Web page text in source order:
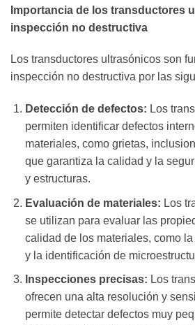
Importancia de los transductores
inspección no destructiva
Los transductores ultrasónicos son
inspección no destructiva por las
Detección de defectos: Los
permiten identificar defectos
materiales, como grietas,
que garantiza la calidad y la
y estructuras.
Evaluación de materiales: Los
se utilizan para evaluar las
calidad de los materiales, como
y la identificación de
Inspecciones precisas: Los
ofrecen una alta resolución y
permite detectar defectos muy